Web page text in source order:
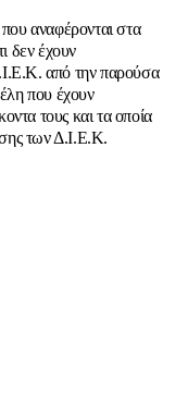
αναφέρονται στα
δεν έχουν
από την παρούσα
που έχουν
τους και τα οποία
των Δ.Ι.Ε.Κ.